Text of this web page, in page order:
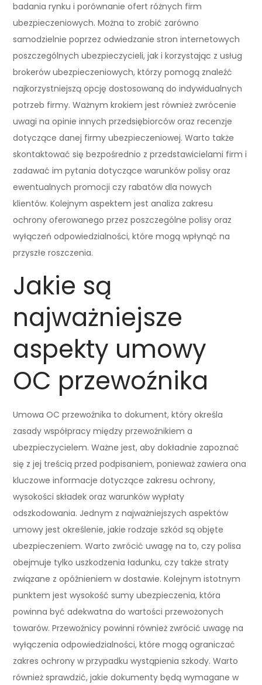
badania rynku i porównanie ofert różnych firm
ubezpieczeniowych. Można to zrobić zarówno
samodzielnie poprzez odwiedzanie stron internetowych
poszczególnych ubezpieczycieli, jak i korzystając z usług
brokerów ubezpieczeniowych, którzy pomogą znaleźć
najkorzystniejszą opcję dostosowaną do indywidualnych
potrzeb firmy. Ważnym krokiem jest również zwrócenie
uwagi na opinie innych przedsiębiorców oraz recenzje
dotyczące danej firmy ubezpieczeniowej. Warto także
skontaktować się bezpośrednio z przedstawicielami firm i
zadawać im pytania dotyczące warunków polisy oraz
ewentualnych promocji czy rabatów dla nowych
klientów. Kolejnym aspektem jest analiza zakresu
ochrony oferowanego przez poszczególne polisy oraz
wyłączeń odpowiedzialności, które mogą wpłynąć na
przyszłe roszczenia.
Jakie są
najważniejsze
aspekty umowy
OC przewoźnika
Umowa OC przewoźnika to dokument, który określa
zasady współpracy między przewoźnikiem a
ubezpieczycielem. Ważne jest, aby dokładnie zapoznać
się z jej treścią przed podpisaniem, ponieważ zawiera ona
kluczowe informacje dotyczące zakresu ochrony,
wysokości składek oraz warunków wypłaty
odszkodowania. Jednym z najważniejszych aspektów
umowy jest określenie, jakie rodzaje szkód są objęte
ubezpieczeniem. Warto zwrócić uwagę na to, czy polisa
obejmuje tylko uszkodzenia ładunku, czy także straty
związane z opóźnieniem w dostawie. Kolejnym istotnym
punktem jest wysokość sumy ubezpieczenia, która
powinna być adekwatna do wartości przewożonych
towarów. Przewoźnicy powinni również zwrócić uwagę na
wyłączenia odpowiedzialności, które mogą ograniczać
zakres ochrony w przypadku wystąpienia szkody. Warto
również sprawdzić, jakie dokumenty będą wymagane w